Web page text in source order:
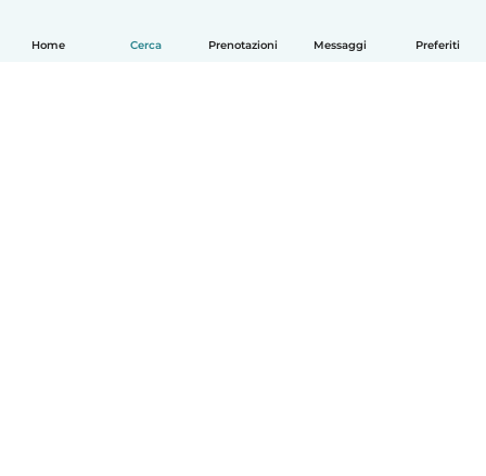
Home Cerca Prenotazioni Messaggi Preferiti